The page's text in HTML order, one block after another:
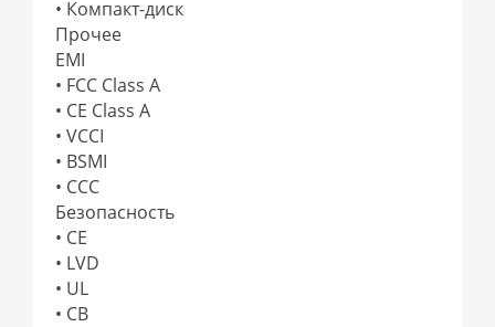
• Компакт-диск
Прочее
EMI
• FCC Class A
• CE Class A
• VCCI
• BSMI
• CCC
Безопасность
• CE
• LVD
• UL
• CB